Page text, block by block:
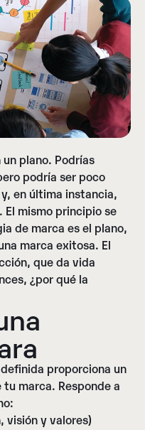
plano. Podrías
podría ser poco
en última instancia,
mismo principio se
de marca es el plano,
marca exitosa. El
que da vida
¿por qué la
proporciona un
marca. Responde a
visión y valores)